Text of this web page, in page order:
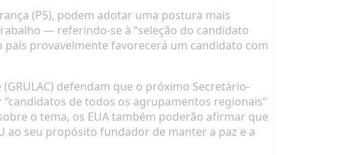
(P5), podem adotar uma postura mais
— referindo-se à “seleção do candidato
provavelmente favorecerá um candidato com
defendam que o próximo Secretário-
de todos os agrupamentos regionais”
o tema, os EUA também poderão afirmar que
ao seu propósito fundador de manter a paz e a